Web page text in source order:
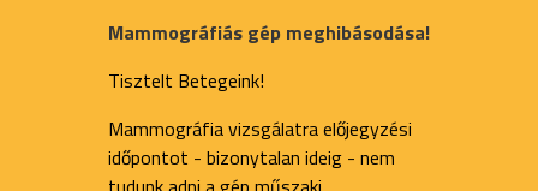
Mammográfiás gép meghibásodása!
Tisztelt Betegeink!
Mammográfia vizsgálatra előjegyzési
időpontot - bizonytalan ideig - nem